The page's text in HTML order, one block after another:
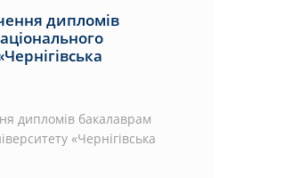
дипломів
дипломів бакалаврам
«Чернігівська